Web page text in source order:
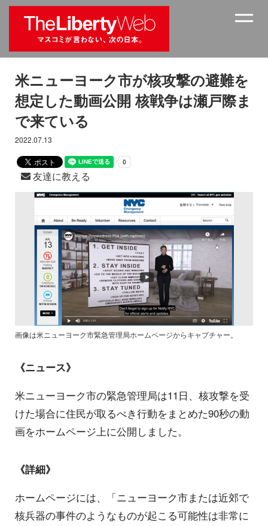
米ニューヨーク市が核攻撃の避難を
想定した動画公開 核戦争は瀬戸際ま
で来ている
2022.07.13
友達に教える
画像は米ニューヨーク市緊急管理局ホームページからキャプチャー。
《ニュース》
米ニューヨーク市の緊急管理局は11日、核攻撃を受
けた場合に住民が取るべき行動をまとめた90秒の動
画をホームページ上に公開しました。
《詳細》
ホームページには、「ニューヨーク市または近郊で
核兵器の事件のようなものが起こる可能性は非常に